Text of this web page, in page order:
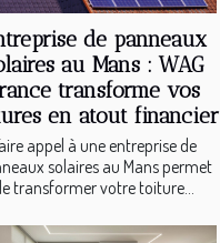
de panneaux
au Mans : WAG
transforme vos
en atout financier
appel à une entreprise de
solaires au Mans permet
transformer votre toiture...